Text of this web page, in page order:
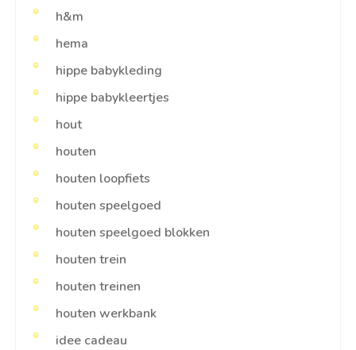
h&m
hema
hippe babykleding
hippe babykleertjes
hout
houten
houten loopfiets
houten speelgoed
houten speelgoed blokken
houten trein
houten treinen
houten werkbank
idee cadeau